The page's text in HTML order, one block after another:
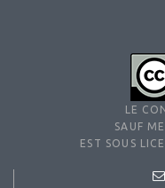
LE
SAUF
EST SOUS